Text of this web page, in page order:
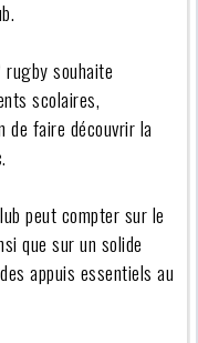
rugby souhaite
scolaires,
de faire découvrir la
peut compter sur le
que sur un solide
appuis essentiels au